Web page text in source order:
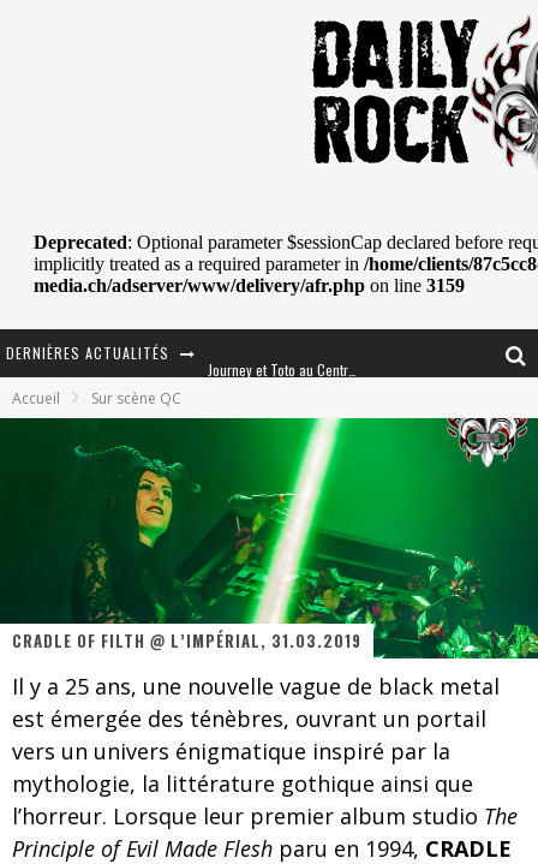
DERNIÈRES ACTUALITÉS
Les danseurs étoiles parasitent ton ciel
Jeff Martin au Corona de Montréal
On va se le dire, Sword est de retour
La compil’ Zoo de Slam Disques est de retour
Death Note Silence - Collide and Collapse
Accueil Sur scène QC
CRADLE OF FILTH @ L’IMPÉRIAL, 31.03.2019
Il y a 25 ans, une nouvelle vague de black metal
est émergée des ténèbres, ouvrant un portail
vers un univers énigmatique inspiré par la
mythologie, la littérature gothique ainsi que
l’horreur. Lorsque leur premier album studio The
Principle of Evil Made Flesh paru en 1994, CRADLE